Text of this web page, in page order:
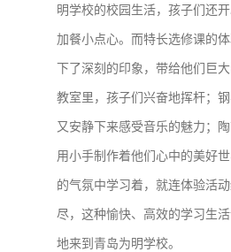
明学校的校园生活，孩子们还
加餐小点心。而特长选修课的
下了深刻的印象，带给他们巨
教室里，孩子们兴奋地挥杆；
又安静下来感受音乐的魅力；
用小手制作着他们心中的美好
的气氛中学习着，就连体验活
尽，这种愉快、高效的学习生
地来到青岛为明学校。